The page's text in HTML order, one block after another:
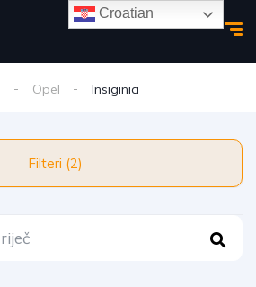
Opel Insiginia
Filteri (2)
Croatian